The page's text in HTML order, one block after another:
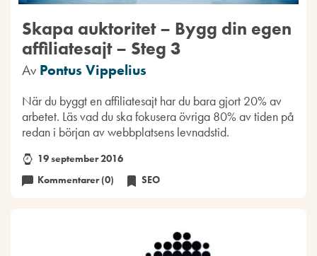
Skapa auktoritet – Bygg din egen
affiliatesajt – Steg 3
Av Pontus Vippelius
När du byggt en affiliatesajt har du bara gjort 20% av
arbetet. Läs vad du ska fokusera övriga 80% av tiden på
redan i början av webbplatsens levnadstid.
19 september 2016
Kommentarer (0)
SEO